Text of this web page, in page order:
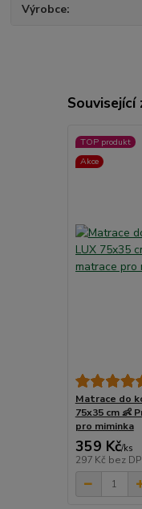
Výrobce
Související
TOP produkt
Akce
Matrace do
75x35 cm 👶
pro miminka
359 Kč/ks
297 Kč bez